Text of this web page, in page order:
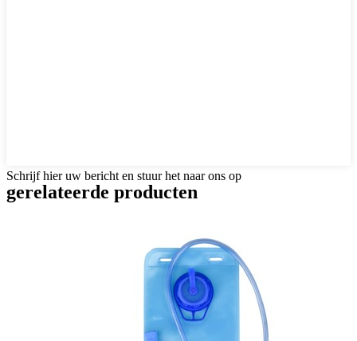
Schrijf hier uw bericht en stuur het naar ons op
gerelateerde producten